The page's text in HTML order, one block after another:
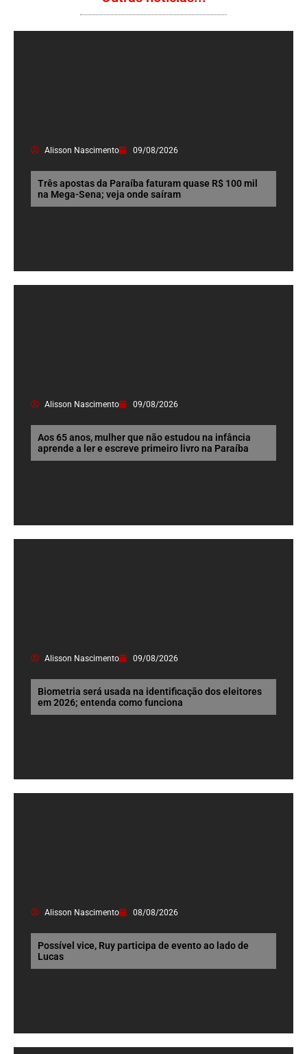
Alisson Nascimento 09/08/2026
Três apostas da Paraíba faturam quase R$ 100 mil
na Mega-Sena; veja onde saíram
Alisson Nascimento 09/08/2026
Aos 65 anos, mulher que não estudou na infância
aprende a ler e escreve primeiro livro na Paraíba
Alisson Nascimento 09/08/2026
Biometria será usada na identificação dos eleitores
em 2026; entenda como funciona
Alisson Nascimento 08/08/2026
Possível vice, Ruy participa de evento ao lado de
Lucas